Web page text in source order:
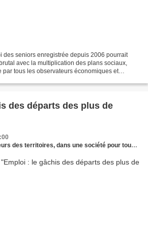
des seniors enregistrée depuis 2006 pourrait
avec la multiplication des plans sociaux,
par tous les observateurs économiques et
des départs des plus de
territoires, dans une société pour tous les âges